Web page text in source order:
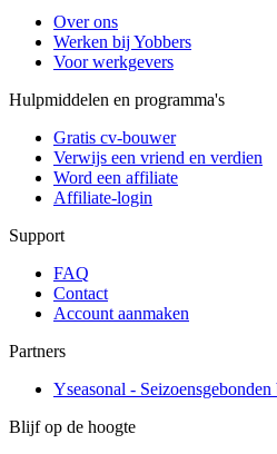
Over ons
Werken bij Yobbers
Voor werkgevers
Hulpmiddelen en programma's
Gratis cv-bouwer
Verwijs een vriend en verdien
Word een affiliate
Affiliate-login
Support
FAQ
Contact
Account aanmaken
Partners
Yseasonal -
Blijf op de hoogte